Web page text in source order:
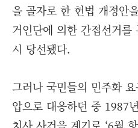
을 골자로 한 헌법 개정안
거인단에 의한 간접선거
시 당선됐다.
그러나 국민들의 민주화
압으로 대응하던 중 1987